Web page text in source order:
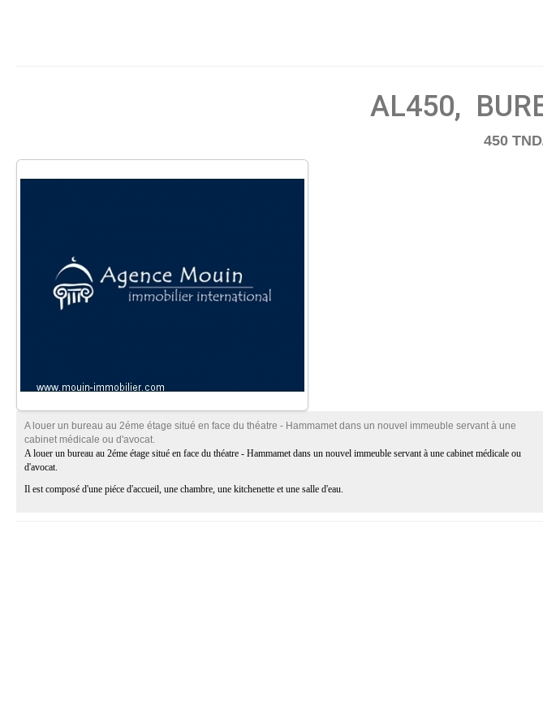
AL450,
450
A louer un bureau au 2éme étage situé en face du théatre - Hammamet dans un nouvel immeuble servant à une
cabinet médicale ou d'avocat.
A louer un bureau au 2éme étage situé en face du théatre - Hammamet dans un nouvel immeuble servant à une cabinet médicale ou
d'avocat.
Il est composé d'une piéce d'accueil, une chambre, une kitchenette et une salle d'eau.